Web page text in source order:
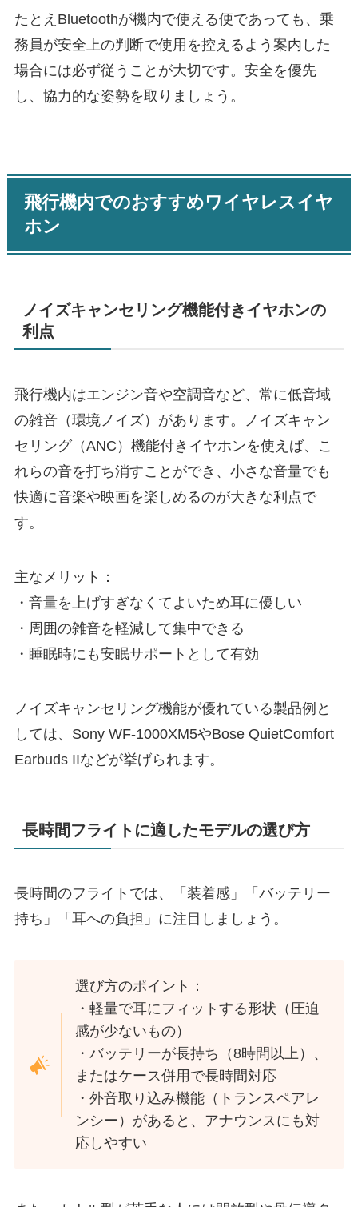
たとえBluetoothが機内で使える便であっても、乗
務員が安全上の判断で使用を控えるよう案内した
場合には必ず従うことが大切です。安全を優先
し、協力的な姿勢を取りましょう。
飛行機内でのおすすめワイヤレスイヤ
ホン
ノイズキャンセリング機能付きイヤホンの
利点
飛行機内はエンジン音や空調音など、常に低音域
の雑音（環境ノイズ）があります。ノイズキャン
セリング（ANC）機能付きイヤホンを使えば、こ
れらの音を打ち消すことができ、小さな音量でも
快適に音楽や映画を楽しめるのが大きな利点で
す。
主なメリット：
・音量を上げすぎなくてよいため耳に優しい
・周囲の雑音を軽減して集中できる
・睡眠時にも安眠サポートとして有効
ノイズキャンセリング機能が優れている製品例と
しては、Sony WF-1000XM5やBose QuietComfort
Earbuds IIなどが挙げられます。
長時間フライトに適したモデルの選び方
長時間のフライトでは、「装着感」「バッテリー
持ち」「耳への負担」に注目しましょう。
選び方のポイント：
・軽量で耳にフィットする形状（圧迫
感が少ないもの）
・バッテリーが長持ち（8時間以上）、
またはケース併用で長時間対応
・外音取り込み機能（トランスペアレ
ンシー）があると、アナウンスにも対
応しやすい